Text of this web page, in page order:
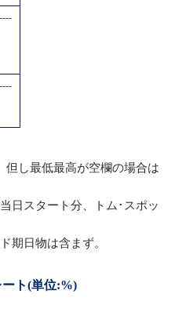
但し最低最高が空欄の場合は
日スタート分、トム･スポッ
期日物は含まず。
ート(単位:%)